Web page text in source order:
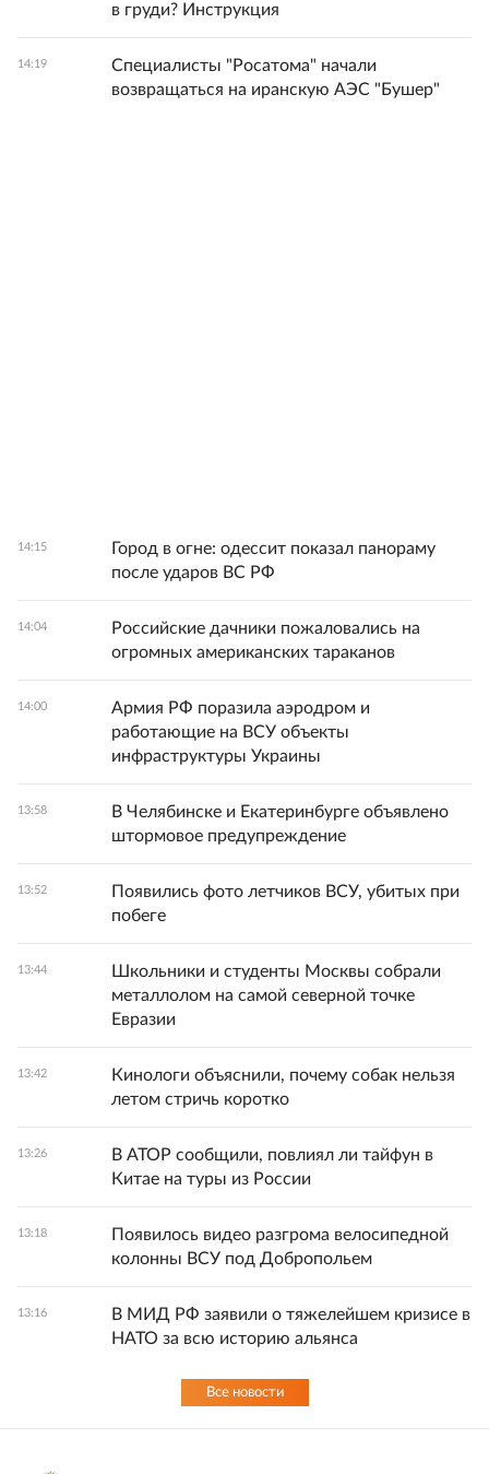
в груди? Инструкция
14:19
Специалисты "Росатома" начали
возвращаться на иранскую АЭС "Бушер"
14:15
Город в огне: одессит показал панораму
после ударов ВС РФ
14:04
Российские дачники пожаловались на
огромных американских тараканов
14:00
Армия РФ поразила аэродром и
работающие на ВСУ объекты
инфраструктуры Украины
13:58
В Челябинске и Екатеринбурге объявлено
штормовое предупреждение
13:52
Появились фото летчиков ВСУ, убитых при
побеге
13:44
Школьники и студенты Москвы собрали
металлолом на самой северной точке
Евразии
13:42
Кинологи объяснили, почему собак нельзя
летом стричь коротко
13:26
В АТОР сообщили, повлиял ли тайфун в
Китае на туры из России
13:18
Появилось видео разгрома велосипедной
колонны ВСУ под Добропольем
13:16
В МИД РФ заявили о тяжелейшем кризисе в
НАТО за всю историю альянса
Все новости